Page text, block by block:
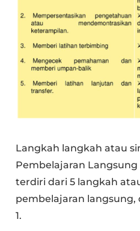
Langkah langkah atau
Pembelajaran
terdiri dari 5 langkah
pembelajaran langsung,
1.